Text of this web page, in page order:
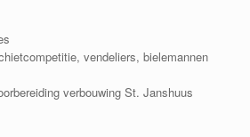
vendeliers, bielemannen
verbouwing St. Janshuus